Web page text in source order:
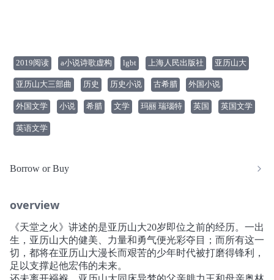
2019阅读 a小说诗歌虚构 lgbt 上海人民出版社 亚历山大
亚历山大三部曲 历史 历史小说 古希腊 外国小说
外国文学 小说 希腊 文学 玛丽 瑞瑙特 英国 英国文学
英语文学
Borrow or Buy
overview
《天堂之火》讲述的是亚历山大20岁即位之前的经历。一出
生，亚历山大的健美、力量和勇气便光彩夺目；而所有这一
切，都将在亚历山大漫长而艰苦的少年时代被打磨得锋利，
足以支撑起他宏伟的未来。